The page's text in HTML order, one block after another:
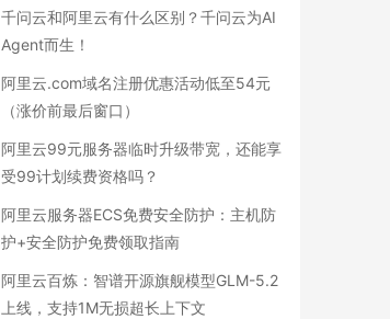
千问云和阿里云有什么区别？千问云为AI
Agent而生！
阿里云.com域名注册优惠活动低至54元
（涨价前最后窗口）
阿里云99元服务器临时升级带宽，还能享
受99计划续费资格吗？
阿里云服务器ECS免费安全防护：主机防
护+安全防护免费领取指南
阿里云百炼：智谱开源旗舰模型GLM-5.2
上线，支持1M无损超长上下文